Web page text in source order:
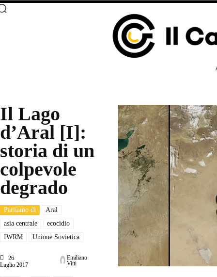
Il Lago
d’Aral [I]:
storia di un
colpevole
degrado
Parliamo di
Aral
asia centrale
ecocidio
IWRM
Unione Sovietica
26
Luglio 2017
Emiliano
Vitti